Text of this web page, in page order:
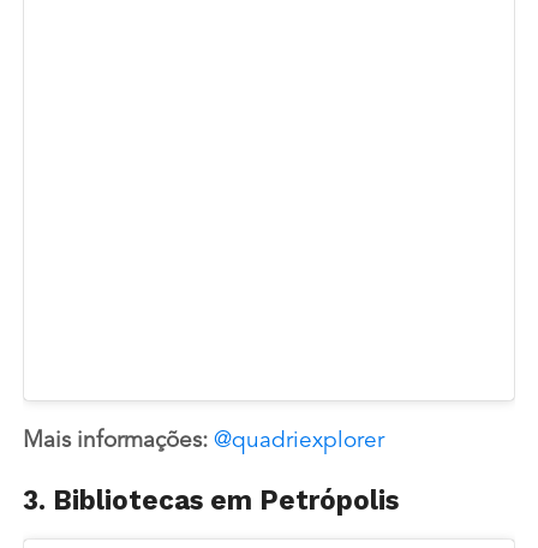
Mais informações: @quadriexplorer
3. Bibliotecas em Petrópolis